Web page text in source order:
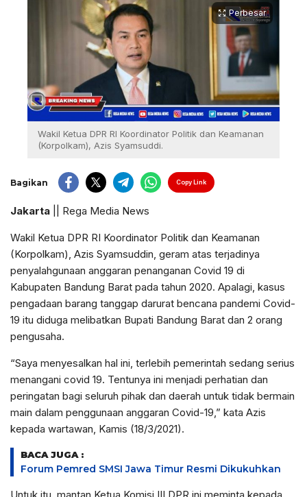
Perbesar
Wakil Ketua DPR RI Koordinator Politik dan Keamanan
(Korpolkam), Azis Syamsuddi.
Bagikan Copy Link
Jakarta || Rega Media News
Wakil Ketua DPR RI Koordinator Politik dan Keamanan
(Korpolkam), Azis Syamsuddin, geram atas terjadinya
penyalahgunaan anggaran penanganan Covid 19 di
Kabupaten Bandung Barat pada tahun 2020. Apalagi, kasus
pengadaan barang tanggap darurat bencana pandemi Covid-
19 itu diduga melibatkan Bupati Bandung Barat dan 2 orang
pengusaha.
“Saya menyesalkan hal ini, terlebih pemerintah sedang serius
menangani covid 19. Tentunya ini menjadi perhatian dan
peringatan bagi seluruh pihak dan daerah untuk tidak bermain
main dalam penggunaan anggaran Covid-19,” kata Azis
kepada wartawan, Kamis (18/3/2021).
BACA JUGA :
Forum Pemred SMSI Jawa Timur Resmi Dikukuhkan